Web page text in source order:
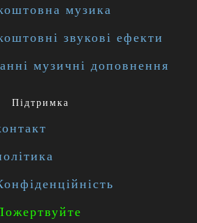
музика
звукові ефекти
музичні доповнення
Підтримка